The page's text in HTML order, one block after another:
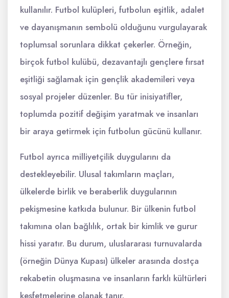
kullanılır. Futbol kulüpleri, futbolun eşitlik, adalet
ve dayanışmanın sembolü olduğunu vurgulayarak
toplumsal sorunlara dikkat çekerler. Örneğin,
birçok futbol kulübü, dezavantajlı gençlere fırsat
eşitliği sağlamak için gençlik akademileri veya
sosyal projeler düzenler. Bu tür inisiyatifler,
toplumda pozitif değişim yaratmak ve insanları
bir araya getirmek için futbolun gücünü kullanır.
Futbol ayrıca milliyetçilik duygularını da
destekleyebilir. Ulusal takımların maçları,
ülkelerde birlik ve beraberlik duygularının
pekişmesine katkıda bulunur. Bir ülkenin futbol
takımına olan bağlılık, ortak bir kimlik ve gurur
hissi yaratır. Bu durum, uluslararası turnuvalarda
(örneğin Dünya Kupası) ülkeler arasında dostça
rekabetin oluşmasına ve insanların farklı kültürleri
keşfetmelerine olanak tanır.